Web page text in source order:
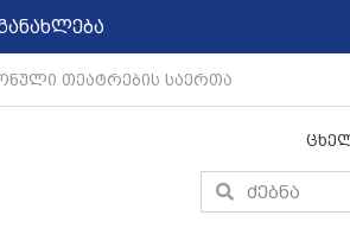
თეატრების საერთაშორისო